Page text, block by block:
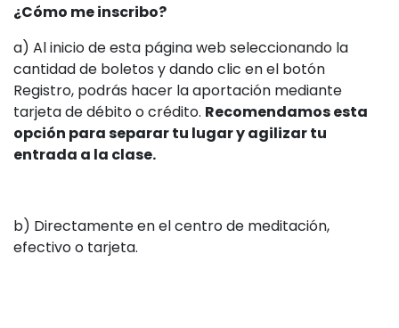
¿Cómo me inscribo?
a) Al inicio de esta página web seleccionando la
cantidad de boletos y dando clic en el botón
Registro, podrás hacer la aportación mediante
tarjeta de débito o crédito. Recomendamos esta
opción para separar tu lugar y agilizar tu
entrada a la clase.
b) Directamente en el centro de meditación,
efectivo o tarjeta.